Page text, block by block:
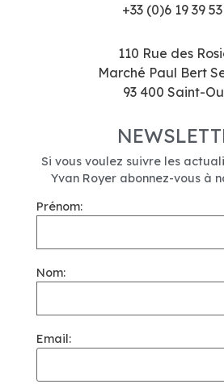
+33 (0)6 19 39
110 Rue des
Marché Paul Bert
93 400 Saint-
Si vous voulez suivre les
Yvan Royer abonnez-vous à
Prénom:
Nom:
Email: